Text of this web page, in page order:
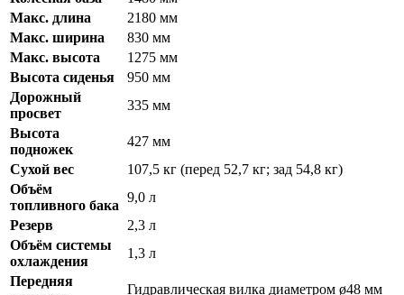
Макс. длина
2180 мм
Макс. ширина
830 мм
Макс. высота
1275 мм
Высота сиденья
950 мм
Дорожный
просвет
335 мм
Высота
подножек
427 мм
Сухой вес
107,5 кг (перед 52,7 кг; зад 54,8 кг)
Объём
топливного бака
9,0 л
Резерв
2,3 л
Объём системы
охлаждения
1,3 л
Передняя
Гидравлическая вилка диаметром ø48 мм